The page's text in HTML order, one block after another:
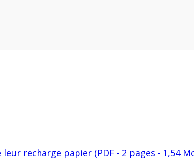
recharge papier (PDF - 2 pages - 1,54